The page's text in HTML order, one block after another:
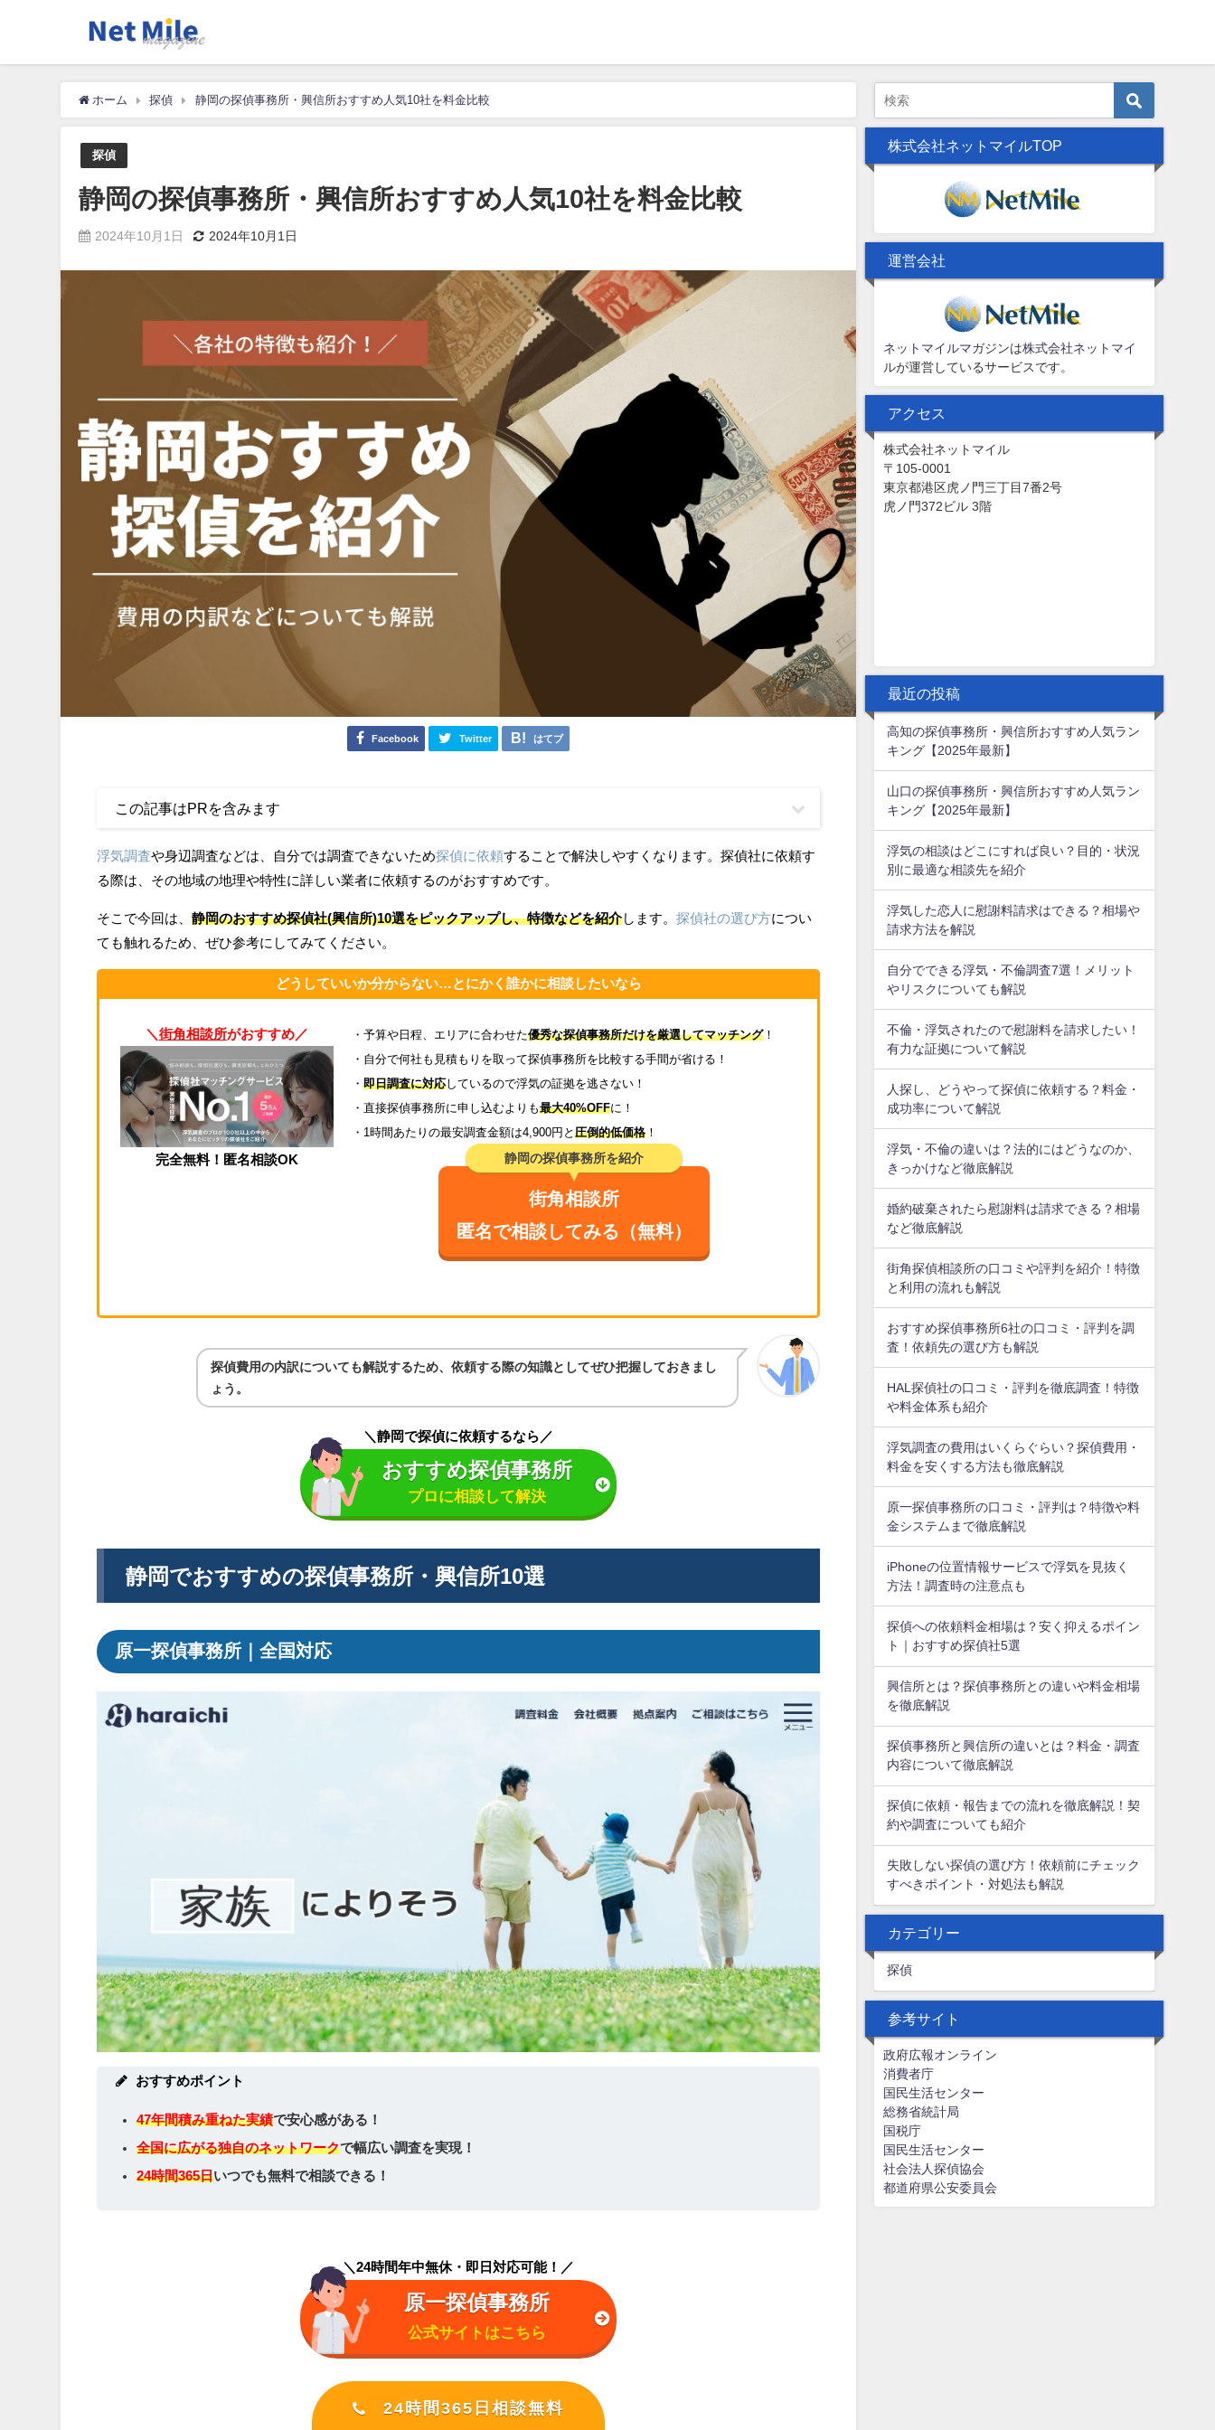
ホーム 探偵 静岡の探偵事務所・興信所おすすめ人気10社を料金比較
探偵
静岡の探偵事務所・興信所おすすめ人気10社を料金比較
2024年10月1日 2024年10月1日
Facebook Twitter はてブ
この記事はPRを含みます
浮気調査や身辺調査などは、自分では調査できないため探偵に依頼することで解決しやすくなります。探偵社に依頼す
る際は、その地域の地理や特性に詳しい業者に依頼するのがおすすめです。
そこで今回は、静岡のおすすめ探偵社(興信所)10選をピックアップし、特徴などを紹介します。探偵社の選び方につい
ても触れるため、ぜひ参考にしてみてください。
どうしていいか分からない…とにかく誰かに相談したいなら
＼ 街角相談所がおすすめ／
完全無料！匿名相談OK
・予算や日程、エリアに合わせた優秀な探偵事務所だけを厳選してマッチング！
・自分で何社も見積もりを取って探偵事務所を比較する手間が省ける！
・ 即日調査に対応しているので浮気の証拠を逃さない！
・直接探偵事務所に申し込むよりも最大40%OFFに！
・1時間あたりの最安調査金額は4,900円と 圧倒的低価格！
静岡の探偵事務所を紹介
街角相談所
匿名で相談してみる（無料）
探偵費用の内訳についても解説するため、依頼する際の知識としてぜひ把握しておきまし
ょう。
＼静岡で探偵に依頼するなら／
おすすめ探偵事務所
プロに相談して解決
静岡でおすすめの探偵事務所・興信所10選
原一探偵事務所｜全国対応
おすすめポイント
47年間積み重ねた実績で安心感がある！
全国に広がる独自のネットワークで幅広い調査を実現！
24時間365日いつでも無料で相談できる！
＼24時間年中無休・即日対応可能！／
原一探偵事務所
公式サイトはこちら
24時間365日相談無料
株式会社ネットマイルTOP
運営会社
ネットマイルマガジンは株式会社ネットマイ
ルが運営しているサービスです。
アクセス
株式会社ネットマイル
〒105-0001
東京都港区虎ノ門三丁目7番2号
虎ノ門372ビル 3階
最近の投稿
高知の探偵事務所・興信所おすすめ人気ラン
キング【2025年最新】
山口の探偵事務所・興信所おすすめ人気ラン
キング【2025年最新】
浮気の相談はどこにすれば良い？目的・状況
別に最適な相談先を紹介
浮気した恋人に慰謝料請求はできる？相場や
請求方法を解説
自分でできる浮気・不倫調査7選！メリット
やリスクについても解説
不倫・浮気されたので慰謝料を請求したい！
有力な証拠について解説
人探し、どうやって探偵に依頼する？料金・
成功率について解説
浮気・不倫の違いは？法的にはどうなのか、
きっかけなど徹底解説
婚約破棄されたら慰謝料は請求できる？相場
など徹底解説
街角探偵相談所の口コミや評判を紹介！特徴
と利用の流れも解説
おすすめ探偵事務所6社の口コミ・評判を調
査！依頼先の選び方も解説
HAL探偵社の口コミ・評判を徹底調査！特徴
や料金体系も紹介
浮気調査の費用はいくらぐらい？探偵費用・
料金を安くする方法も徹底解説
原一探偵事務所の口コミ・評判は？特徴や料
金システムまで徹底解説
iPhoneの位置情報サービスで浮気を見抜く
方法！調査時の注意点も
探偵への依頼料金相場は？安く抑えるポイン
ト｜おすすめ探偵社5選
興信所とは？探偵事務所との違いや料金相場
を徹底解説
探偵事務所と興信所の違いとは？料金・調査
内容について徹底解説
探偵に依頼・報告までの流れを徹底解説！契
約や調査についても紹介
失敗しない探偵の選び方！依頼前にチェック
すべきポイント・対処法も解説
カテゴリー
探偵
参考サイト
政府広報オンライン
消費者庁
国民生活センター
総務省統計局
国税庁
国民生活センター
社会法人探偵協会
都道府県公安委員会